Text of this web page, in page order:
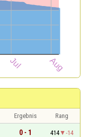
Ergebnis
Rang
0 - 1 414
-14